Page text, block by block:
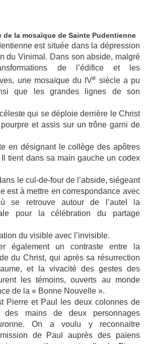
de la mosaïque de Sainte Pudentienne
est située dans la dépression
du Vinimal. Dans son abside, malgré
de l’édifice et les
une mosaïque du IVe siècle a pu
que les grandes lignes de son
qui se déploie derrière le Christ
et assis sur un trône garni de
en désignant le collège des apôtres
tient dans sa main gauche un codex
le cul-de-four de l’abside, siégeant
est à mettre en correspondance avec
se retrouve autour de l’autel la
pour la célébration du partage
du visible avec l’invisible.
également un contraste entre la
du Christ, qui après sa résurrection
et la vivacité des gestes des
les témoins, ouverts au monde
de la « Bonne Nouvelle ».
Pierre et Paul les deux colonnes de
des mains de deux personnages
On a voulu y reconnaitre
de Paul auprès des païens